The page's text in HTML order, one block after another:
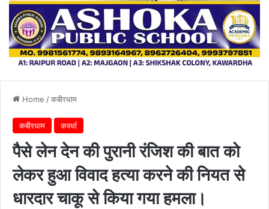
Home /कबीरधाम
कबीरधाम कवर्धा
पैसे लेन देन की पुरानी रंजिश की बात को
लेकर हुआ विवाद हत्या करने की नियत से
धारदार चाकू से किया गया हमला।